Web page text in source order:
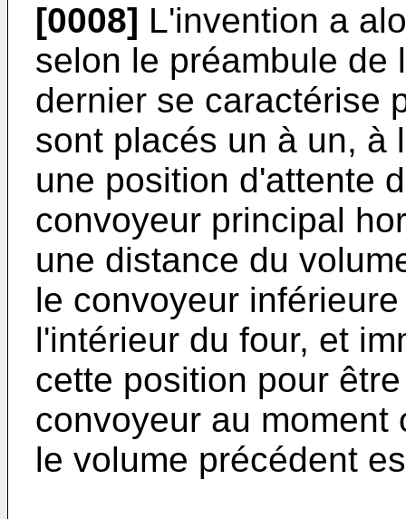
[0008] L'invention a
selon le préambule de
dernier se caractérise
sont placés un à un, à
une position d'attente
convoyeur principal
une distance du
le convoyeur
l'intérieur du four, et
cette position pour
convoyeur au moment
le volume précédent